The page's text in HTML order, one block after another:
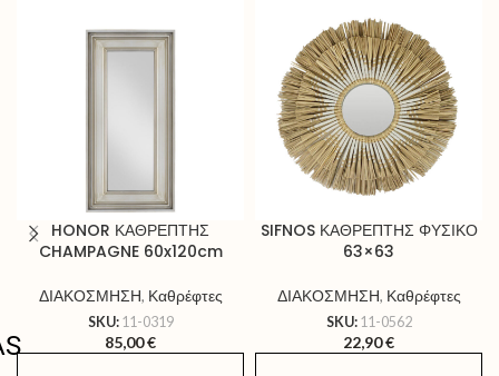
HONOR ΚΑΘΡΕΠΤΗΣ
CHAMPAGNE 60x120cm
ΔΙΑΚΟΣΜΗΣΗ, Καθρέφτες
SKU: 11-0319
85,00€
SIFNOS ΚΑΘΡΕΠΤΗΣ ΦΥΣΙΚΟ
63×63
ΔΙΑΚΟΣΜΗΣΗ, Καθρέφτες
SKU: 11-0562
22,90€